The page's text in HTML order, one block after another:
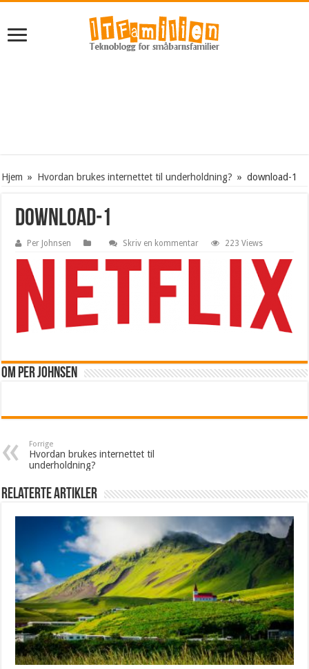
Hjem » Hvordan brukes internettet til underholdning? » download-1
download-1
Per Johnsen Skriv en kommentar 223 Views
Om Per Johnsen
Forrige
Hvordan brukes internettet til
underholdning?
Relaterte artikler